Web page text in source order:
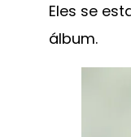
Eles se
álbum.